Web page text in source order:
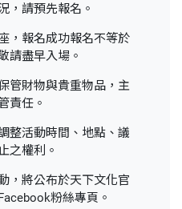
，請預先報名。
，報名成功報名不等於
請盡早入場。
管財物與貴重物品，主
責任。
整活動時間、地點、議
之權利。
，將公布於天下文化官
粉絲專頁。